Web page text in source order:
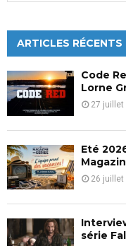
h
f
o
r
:
ARTICLES RÉCENTS
Code
Lorne
27 juillet
Eté
26 juillet
série